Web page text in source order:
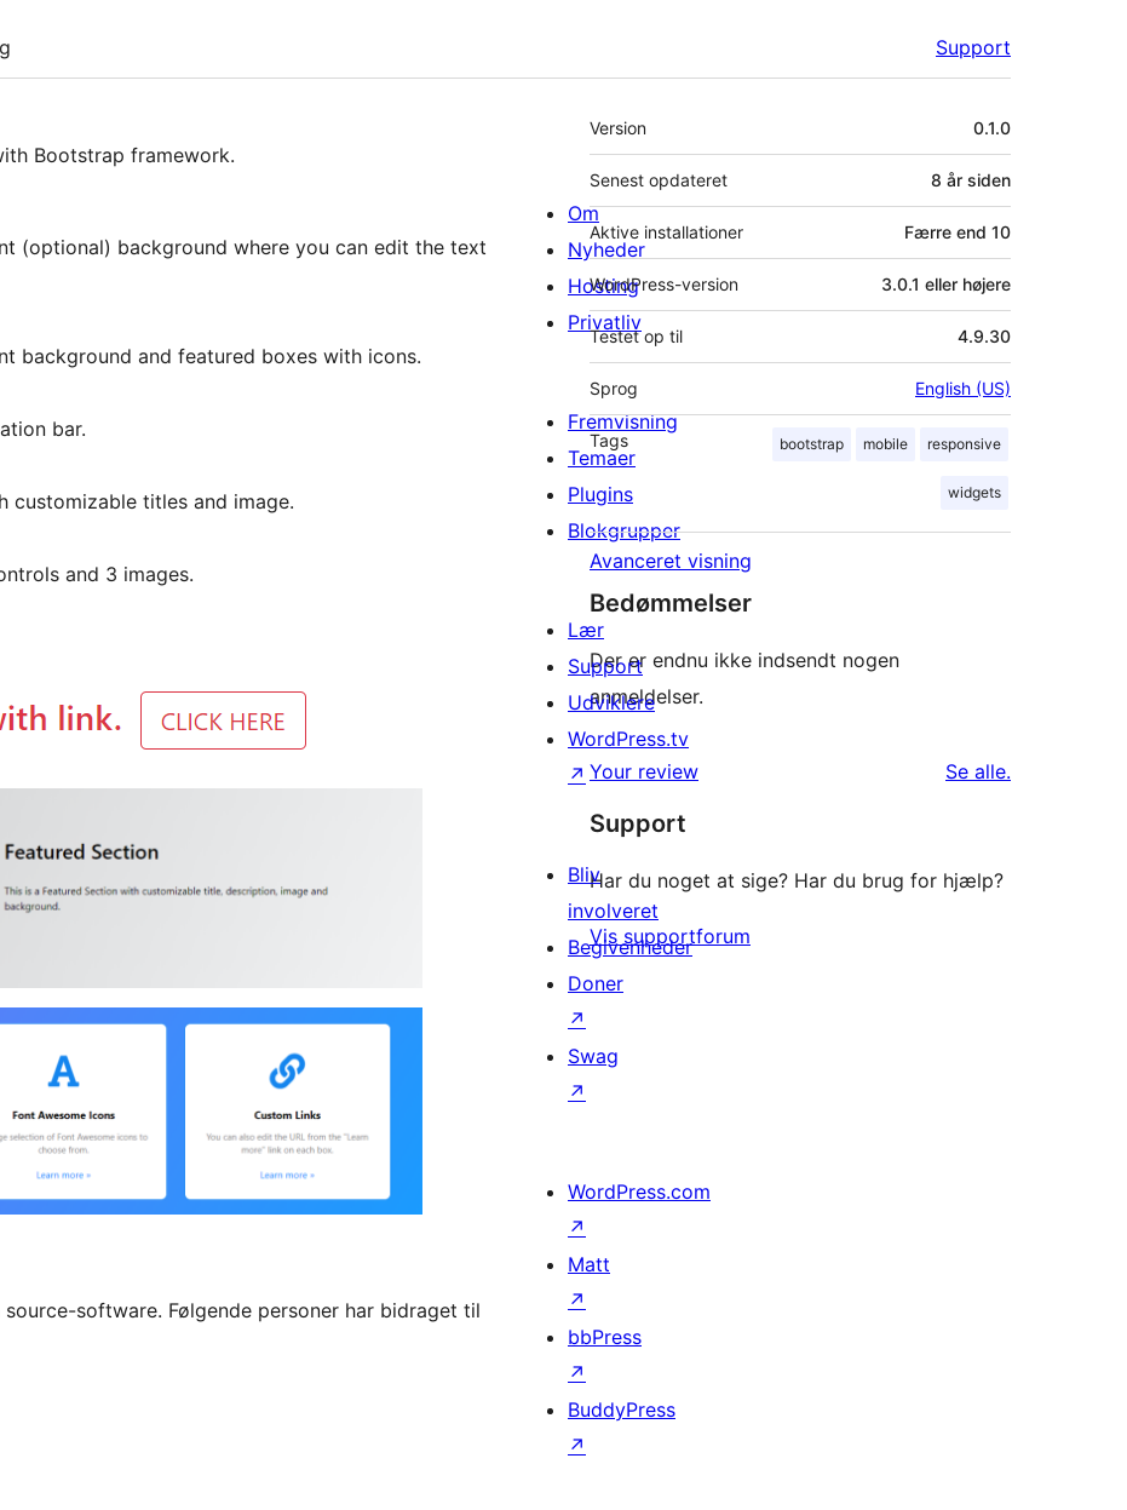
Support
Bootstrap framework.
(optional) background where you can edit the text
background and featured boxes with icons.
bar.
customizable titles and image.
and 3 images.
software. Følgende personer har bidraget til
Meta
Version 0.1.0
Senest opdateret 8 år siden
Aktive installationer Færre end 10
WordPress-version 3.0.1 eller højere
Testet op til 4.9.30
Sprog English (US)
Tags bootstrap mobile responsive
widgets
Avanceret visning
Bedømmelser
Der er endnu ikke indsendt nogen
anmeldelser.
Your review Se alleanmeldelser
.
Support
Har du noget at sige? Har du brug for hjælp?
Vis supportforum
Om
Nyheder
Hosting
Privatliv
Fremvisning
Temaer
Plugins
Blokgrupper
Lær
Support
Udviklere
WordPress.tv
↗
Bliv
involveret
Begivenheder
Doner
↗
Swag
↗
WordPress.com
↗
Matt
↗
bbPress
↗
BuddyPress
↗